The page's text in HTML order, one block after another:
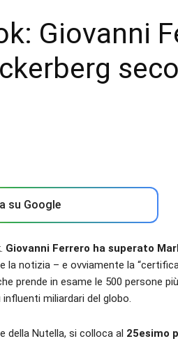
Giovanni
su Google
. Giovanni Ferrero ha superato
la notizia – e ovviamente la
prende in esame le 500 persone
miliardari del globo.
della Nutella, si colloca al 25esimo